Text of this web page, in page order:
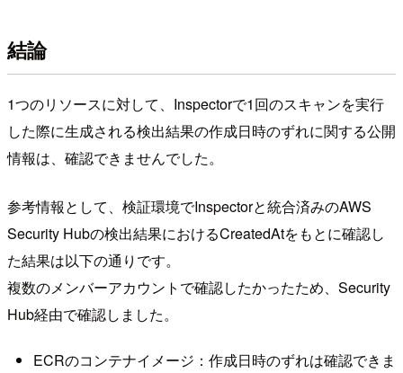
結論
1つのリソースに対して、Inspectorで1回のスキャンを実行
した際に生成される検出結果の作成日時のずれに関する公開
情報は、確認できませんでした。
参考情報として、検証環境でInspectorと統合済みのAWS
Security Hubの検出結果におけるCreatedAtをもとに確認し
た結果は以下の通りです。
複数のメンバーアカウントで確認したかったため、Security
Hub経由で確認しました。
ECRのコンテナイメージ：作成日時のずれは確認できま